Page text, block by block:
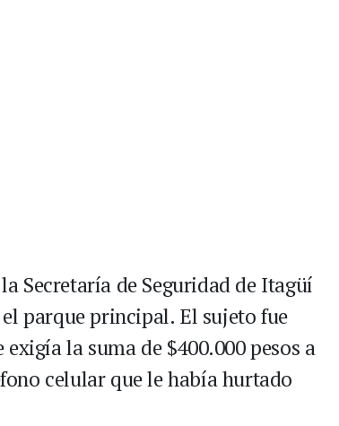
Secretaría de Seguridad de Itagüí
parque principal. El sujeto fue
la suma de $400.000 pesos a
celular que le había hurtado